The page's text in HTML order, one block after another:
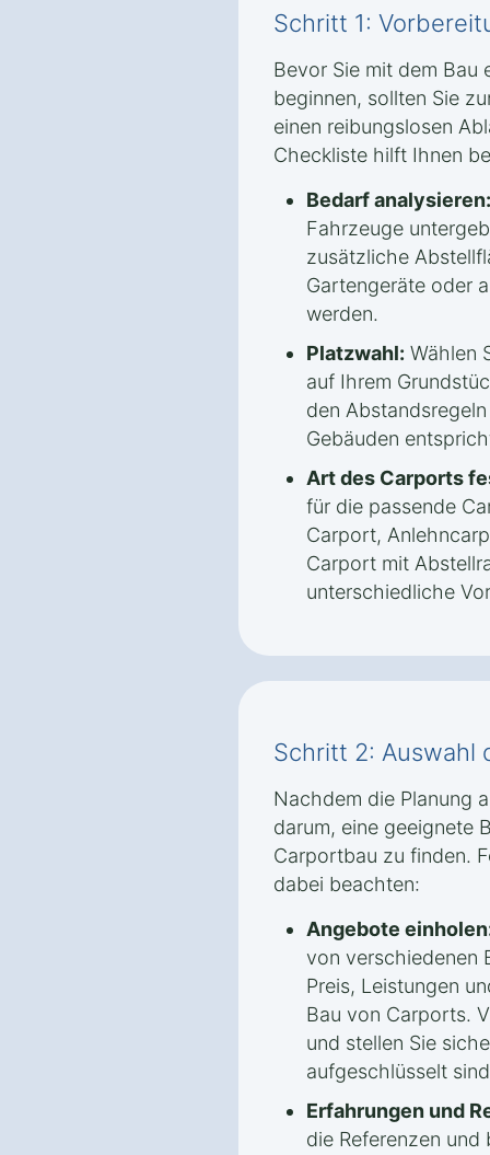
Schritt 1:
Bevor Sie mit dem Bau
beginnen, sollten Sie
einen reibungslosen
Checkliste hilft Ihnen
Bedarf analysieren:
Fahrzeuge
zusätzliche
Gartengeräte oder
werden.
Platzwahl: Wählen
auf Ihrem
den
Gebäuden
Art des Carports
für die passende
Carport,
Carport mit
unterschiedliche
Schritt 2: Auswahl
Nachdem die Planung
darum, eine geeignete
Carportbau zu finden.
dabei beachten:
Angebote
von verschiedenen
Preis, Leistungen
Bau von Carports.
und stellen Sie
aufgeschlüsselt
Erfahrungen und
die Referenzen und